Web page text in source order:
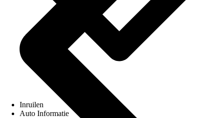
Inruilen
Auto Informatie